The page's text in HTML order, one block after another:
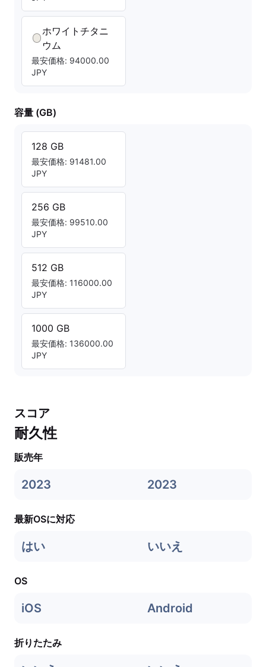
ホワイトチタニ
ウム
最安価格: 94000.00
JPY
容量 (GB)
128 GB
最安価格: 91481.00
JPY
256 GB
最安価格: 99510.00
JPY
512 GB
最安価格: 116000.00
JPY
1000 GB
最安価格: 136000.00
JPY
スコア
耐久性
販売年
2023 2023
最新OSに対応
はい いいえ
OS
iOS Android
折りたたみ